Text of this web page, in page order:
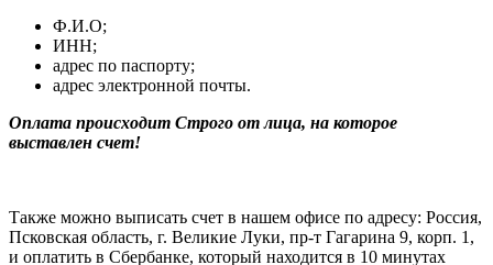
Ф.И.О;
ИНН;
адрес по паспорту;
адрес электронной почты.
Оплата происходит Строго от лица, на которое
выставлен счет!
Также можно выписать счет в нашем офисе по адресу: Россия,
Псковская область, г. Великие Луки, пр-т Гагарина 9, корп. 1,
и оплатить в Сбербанке, который находится в 10 минутах